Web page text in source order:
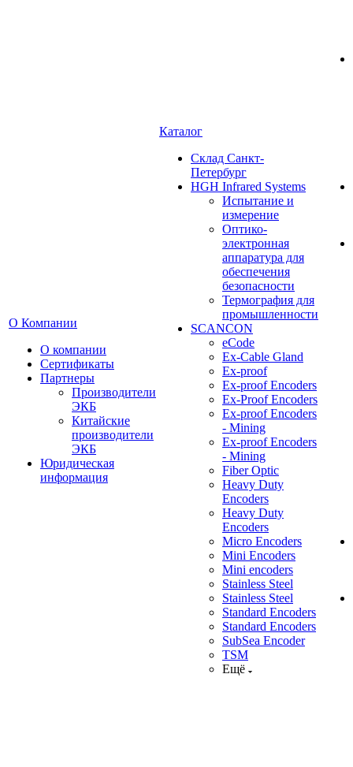
О Компании
О компании
Сертификаты
Партнеры
Производители
ЭКБ
Китайские
производители
ЭКБ
Юридическая
информация
Каталог
Cклад Санкт-
Петербург
HGH Infrared Systems
Испытание и
измерение
Оптико-
электронная
аппаратура для
обеспечения
безопасности
Термография для
промышленности
SCANCON
eCode
Ex-Cable Gland
Ex-proof
Ex-proof Encoders
Ex-Proof Encoders
Ex-proof Encoders
- Mining
Ex-proof Encoders
- Mining
Fiber Optic
Heavy Duty
Encoders
Heavy Duty
Encoders
Micro Encoders
Mini Encoders
Mini encoders
Stainless Steel
Stainless Steel
Standard Encoders
Standard Encoders
SubSea Encoder
TSM
Ещё